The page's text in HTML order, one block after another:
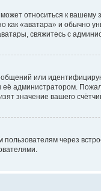
относиться к
«аватара» и обычно
свяжитесь с
или
администратором.
значение вашего
через